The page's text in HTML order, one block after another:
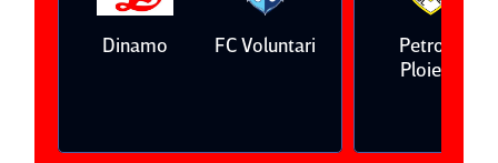
Petrolul
Oţelul Galaţi
Universitatea
Craiova